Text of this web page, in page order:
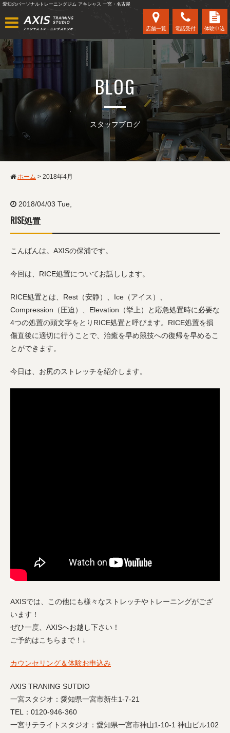
愛知のパーソナルトレーニングジム アキシャス 一宮・名古屋
店舗一覧 電話受付 体験申込
BLOG
スタッフブログ
ホーム > 2018年4月
2018/04/03 Tue,
RISE処置
こんばんは。AXISの保浦です。
今回は、RICE処置についてお話しします。
RICE処置とは、Rest（安静）、Ice（アイス）、
Compression（圧迫）、Elevation（挙上）と応急処置時に必要な
4つの処置の頭文字をとりRICE処置と呼びます。RICE処置を損
傷直後に適切に行うことで、治癒を早め競技への復帰を早めるこ
とができます。
今日は、お尻のストレッチを紹介します。
AXISでは、この他にも様々なストレッチやトレーニングがござ
います！
ぜひ一度、AXISへお越し下さい！
ご予約はこちらまで！↓
カウンセリング＆体験お申込み
AXIS TRANING SUTDIO
一宮スタジオ：愛知県一宮市新生1-7-21
TEL：0120-946-360
一宮サテライトスタジオ：愛知県一宮市神山1-10-1 神山ビル102